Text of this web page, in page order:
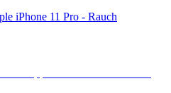
iPhone 11 Pro - Rauch